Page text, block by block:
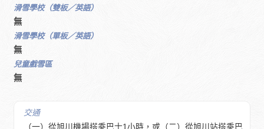
滑雪學校（雙板／英語）
無
滑雪學校（單板／英語）
無
兒童戲雪區
無
交通
（一）從旭川機場搭乘巴士1小時，或（二）從旭川站搭乘巴